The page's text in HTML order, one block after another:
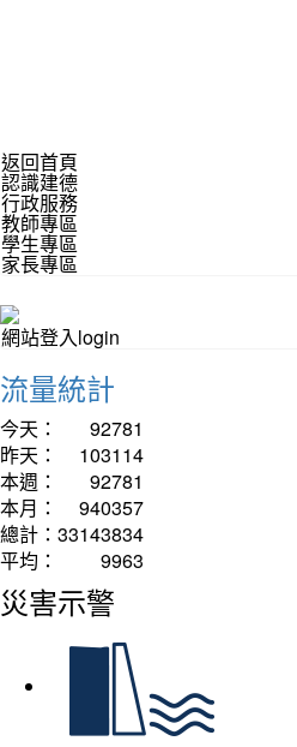
返回首頁
認識建德
行政服務
教師專區
學生專區
家長專區
網站登入login
流量統計
今天：
92781
昨天：
103114
本週：
92781
本月：
940357
總計： 33143834
平均：
9963
災害示警